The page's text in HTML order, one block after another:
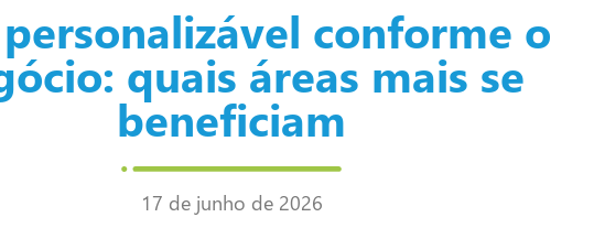
personalizável conforme o
quais áreas mais se
beneficiam
17 de junho de 2026